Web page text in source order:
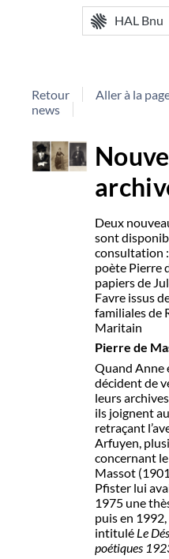
HAL Bnu
Retour Aller à la
news
Deux
sont
consultation
poète Pierre
papiers de
Favre issus
familiales de
Maritain
Pierre de
Quand Anne
décident de
leurs
ils joignent
retraçant
Arfuyen,
concernant
Massot
Pfister lui
1975 une
puis en
intitulé Le
poétiques